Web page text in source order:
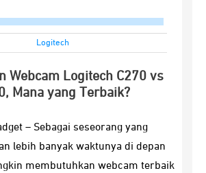
Logitech
Webcam Logitech C270 vs
Mana yang Terbaik?
– Sebagai seseorang yang
lebih banyak waktunya di depan
membutuhkan webcam terbaik